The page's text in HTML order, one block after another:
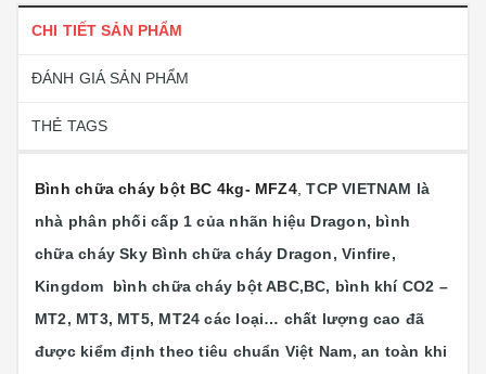
CHI TIẾT SẢN PHẨM
ĐÁNH GIÁ SẢN PHẨM
THẺ TAGS
Bình chữa cháy bột BC 4kg- MFZ4,TCP VIETNAM là
nhà phân phối cấp 1 của nhãn hiệu Dragon, bình
chữa cháy Sky Bình chữa cháy Dragon, Vinfire,
Kingdom bình chữa cháy bột ABC,BC, bình khí CO2 –
MT2, MT3, MT5, MT24 các loại… chất lượng cao đã
được kiểm định theo tiêu chuẩn Việt Nam, an toàn khi